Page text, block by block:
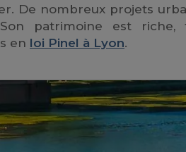
De nombreux projets
patrimoine est
en loi Pinel à Lyon.